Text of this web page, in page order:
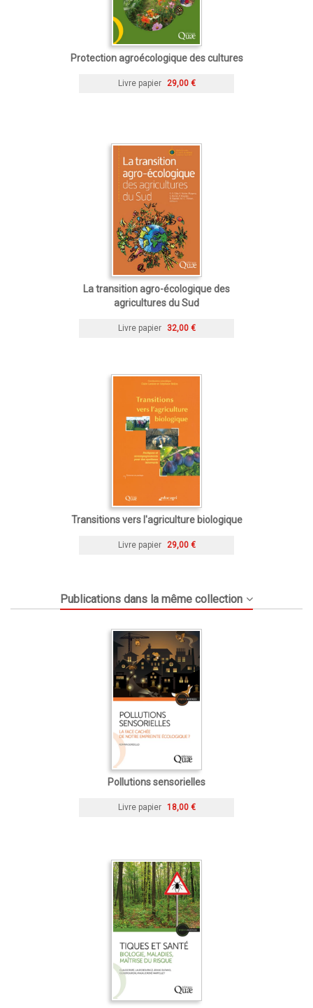
Protection agroécologique des cultures
Livre papier 29,00 €
La transition agro-écologique des
agricultures du Sud
Livre papier 32,00 €
Transitions vers l'agriculture biologique
Livre papier 29,00 €
Publications dans la même collection
Pollutions sensorielles
Livre papier 18,00 €